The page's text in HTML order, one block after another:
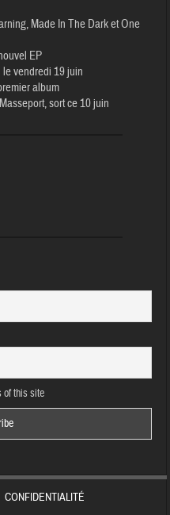
Made In The Dark et One
EP
le vendredi 19 juin
album
sort ce 10 juin
of this site
CONFIDENTIALITÉ